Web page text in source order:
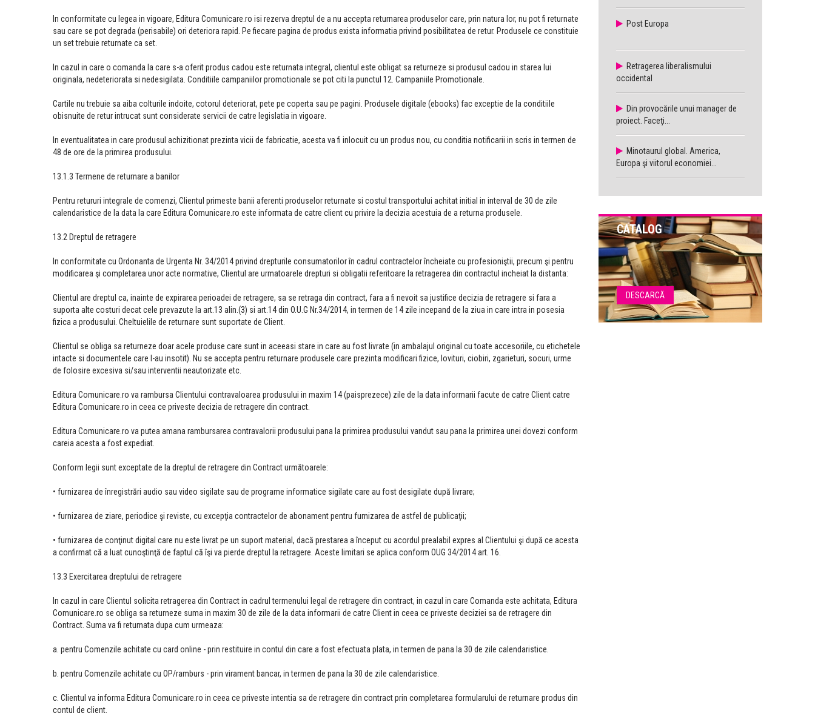
In conformitate cu legea in vigoare, Editura Comunicare.ro isi rezerva dreptul de a nu accepta returnarea produselor care, prin natura lor, nu pot fi returnate
sau care se pot degrada (perisabile) ori deteriora rapid. Pe fiecare pagina de produs exista informatia privind posibilitatea de retur. Produsele ce constituie
un set trebuie returnate ca set.
In cazul in care o comanda la care s-a oferit produs cadou este returnata integral, clientul este obligat sa returneze si produsul cadou in starea lui
originala, nedeteriorata si nedesigilata. Conditiile campaniilor promotionale se pot citi la punctul 12. Campaniile Promotionale.
Cartile nu trebuie sa aiba colturile indoite, cotorul deteriorat, pete pe coperta sau pe pagini. Produsele digitale (ebooks) fac exceptie de la conditiile
obisnuite de retur intrucat sunt considerate servicii de catre legislatia in vigoare.
In eventualitatea in care produsul achizitionat prezinta vicii de fabricatie, acesta va fi inlocuit cu un produs nou, cu conditia notificarii in scris in termen de
48 de ore de la primirea produsului.
13.1.3 Termene de returnare a banilor
Pentru retururi integrale de comenzi, Clientul primeste banii aferenti produselor returnate si costul transportului achitat initial in interval de 30 de zile
calendaristice de la data la care Editura Comunicare.ro este informata de catre client cu privire la decizia acestuia de a returna produsele.
13.2 Dreptul de retragere
In conformitate cu Ordonanta de Urgenta Nr. 34/2014 privind drepturile consumatorilor în cadrul contractelor încheiate cu profesioniştii, precum şi pentru
modificarea şi completarea unor acte normative, Clientul are urmatoarele drepturi si obligatii referitoare la retragerea din contractul incheiat la distanta:
Clientul are dreptul ca, inainte de expirarea perioadei de retragere, sa se retraga din contract, fara a fi nevoit sa justifice decizia de retragere si fara a
suporta alte costuri decat cele prevazute la art.13 alin.(3) si art.14 din O.U.G Nr.34/2014, in termen de 14 zile incepand de la ziua in care intra in posesia
fizica a produsului. Cheltuielile de returnare sunt suportate de Client.
Clientul se obliga sa returneze doar acele produse care sunt in aceeasi stare in care au fost livrate (in ambalajul original cu toate accesoriile, cu etichetele
intacte si documentele care l-au insotit). Nu se accepta pentru returnare produsele care prezinta modificari fizice, lovituri, ciobiri, zgarieturi, socuri, urme
de folosire excesiva si/sau interventii neautorizate etc.
Editura Comunicare.ro va rambursa Clientului contravaloarea produsului in maxim 14 (paisprezece) zile de la data informarii facute de catre Client catre
Editura Comunicare.ro in ceea ce priveste decizia de retragere din contract.
Editura Comunicare.ro va putea amana rambursarea contravalorii produsului pana la primirea produsului vandut sau pana la primirea unei dovezi conform
careia acesta a fost expediat.
Conform legii sunt exceptate de la dreptul de retragere din Contract următoarele:
• furnizarea de înregistrări audio sau video sigilate sau de programe informatice sigilate care au fost desigilate după livrare;
• furnizarea de ziare, periodice şi reviste, cu excepţia contractelor de abonament pentru furnizarea de astfel de publicaţii;
• furnizarea de conţinut digital care nu este livrat pe un suport material, dacă prestarea a început cu acordul prealabil expres al Clientului şi după ce acesta
a confirmat că a luat cunoştinţă de faptul că îşi va pierde dreptul la retragere. Aceste limitari se aplica conform OUG 34/2014 art. 16.
13.3 Exercitarea dreptului de retragere
In cazul in care Clientul solicita retragerea din Contract in cadrul termenului legal de retragere din contract, in cazul in care Comanda este achitata, Editura
Comunicare.ro se obliga sa returneze suma in maxim 30 de zile de la data informarii de catre Client in ceea ce priveste deciziei sa de retragere din
Contract. Suma va fi returnata dupa cum urmeaza:
a. pentru Comenzile achitate cu card online - prin restituire in contul din care a fost efectuata plata, in termen de pana la 30 de zile calendaristice.
b. pentru Comenzile achitate cu OP/ramburs - prin virament bancar, in termen de pana la 30 de zile calendaristice.
c. Clientul va informa Editura Comunicare.ro in ceea ce priveste intentia sa de retragere din contract prin completarea formularului de returnare produs din
contul de client.
Post Europa
Retragerea liberalismului
occidental
Din provocările unui manager de
proiect. Faceţi...
Minotaurul global. America,
Europa şi viitorul economiei...
CATALOG
DESCARCĂ